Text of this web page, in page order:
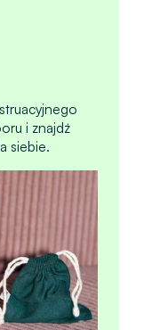
i znajdź
siebie.